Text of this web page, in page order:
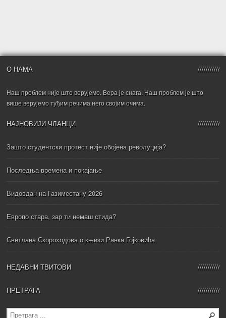
О НАМА
Наш проблем није што верујемо. Вера је снага. Наш проблем је што
више верујемо туђим речима него својим очима.
НАЈНОВИЈИ ЧЛАНЦИ
Зашто студентски протест није обојена револуција?
Последња времена и покајање
Видовдан на Газиместану 2026
Европо стара, зар ти немаш стида?
Светлана Скороходова о књизи Ранка Гојковића
НЕДАВНИ ТВИТОВИ
ПРЕТРАГА